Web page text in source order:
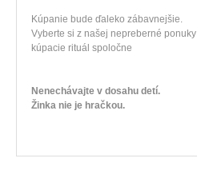
Kúpanie bude ďaleko zábavnejšie.
Vyberte si z našej nepreberné ponuky
kúpacie rituál spoločne
Nenechávajte v dosahu detí.
Žinka nie je hračkou.